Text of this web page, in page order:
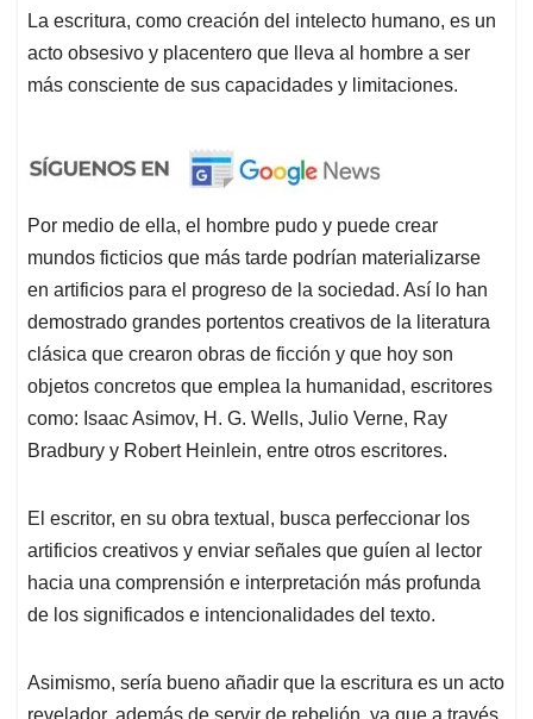
La escritura, como creación del intelecto humano, es un
acto obsesivo y placentero que lleva al hombre a ser
más consciente de sus capacidades y limitaciones.
Por medio de ella, el hombre pudo y puede crear
mundos ficticios que más tarde podrían materializarse
en artificios para el progreso de la sociedad. Así lo han
demostrado grandes portentos creativos de la literatura
clásica que crearon obras de ficción y que hoy son
objetos concretos que emplea la humanidad, escritores
como: Isaac Asimov, H. G. Wells, Julio Verne, Ray
Bradbury y Robert Heinlein, entre otros escritores.
El escritor, en su obra textual, busca perfeccionar los
artificios creativos y enviar señales que guíen al lector
hacia una comprensión e interpretación más profunda
de los significados e intencionalidades del texto.
Asimismo, sería bueno añadir que la escritura es un acto